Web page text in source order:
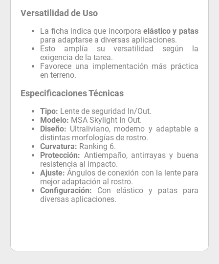
Versatilidad de Uso
La ficha indica que incorpora elástico y patas
para adaptarse a diversas aplicaciones.
Esto amplía su versatilidad según la
exigencia de la tarea.
Favorece una implementación más práctica
en terreno.
Especificaciones Técnicas
Tipo: Lente de seguridad In/Out.
Modelo: MSA Skylight In Out.
Diseño: Ultraliviano, moderno y adaptable a
distintas morfologías de rostro.
Curvatura: Ranking 6.
Protección: Antiempaño, antirrayas y buena
resistencia al impacto.
Ajuste: Ángulos de conexión con la lente para
mejor adaptación al rostro.
Configuración: Con elástico y patas para
diversas aplicaciones.